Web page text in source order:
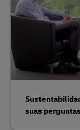
suas perguntas